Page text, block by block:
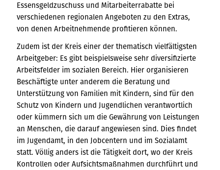
Essensgeldzuschuss und Mitarbeiterrabatte bei
verschiedenen regionalen Angeboten zu den Extras,
von denen Arbeitnehmende profitieren können.
Zudem ist der Kreis einer der thematisch vielfältigsten
Arbeitgeber: Es gibt beispielsweise sehr diversifizierte
Arbeitsfelder im sozialen Bereich. Hier organisieren
Beschäftigte unter anderem die Beratung und
Unterstützung von Familien mit Kindern, sind für den
Schutz von Kindern und Jugendlichen verantwortlich
oder kümmern sich um die Gewährung von Leistungen
an Menschen, die darauf angewiesen sind. Dies findet
im Jugendamt, in den Jobcentern und im Sozialamt
statt. Völlig anders ist die Tätigkeit dort, wo der Kreis
Kontrollen oder Aufsichtsmaßnahmen durchführt und